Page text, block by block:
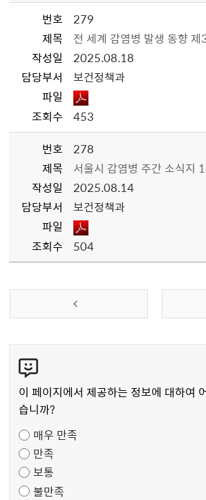
번호
279
제목
전 세계 감염병 발생 동향
작성일
2025.08.18
담당부서
보건정책과
파일
조회수
453
번호
278
제목
서울시 감염병 주간 소식지
작성일
2025.08.14
담당부서
보건정책과
파일
조회수
504
텐
츠
만
도
조
사
이 페이지에서 제공하는 정보에 대하여
습니까?
매우 만족
만족
보통
불만족